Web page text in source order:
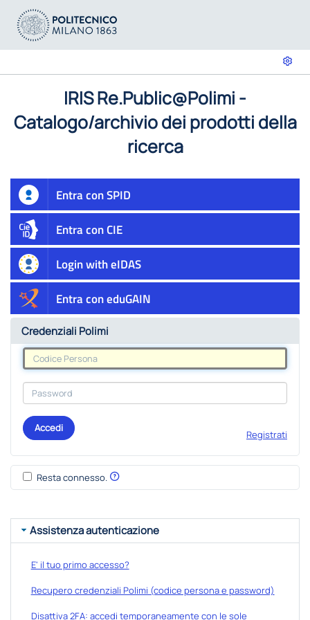
IRIS Re.Public@Polimi -
Catalogo/archivio dei prodotti della
ricerca
Entra con SPID
Entra con CIE
Login with eIDAS
Entra con eduGAIN
Credenziali Polimi
Accedi
Registrati
Resta connesso.
Assistenza autenticazione
E' il tuo primo accesso?
Recupero credenziali Polimi (codice persona e password)
Disattiva 2FA: accedi temporaneamente con le sole